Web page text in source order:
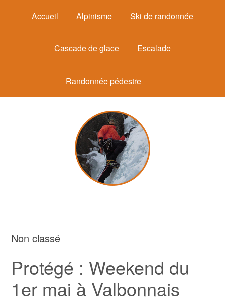
Accueil Alpinisme Ski de randonnée
Cascade de glace Escalade
Randonnée pédestre
Non classé
Protégé : Weekend du
1er mai à Valbonnais